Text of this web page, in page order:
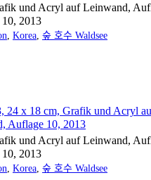
und Acryl auf Leinwand,
10, 2013
Korea 숲 호수 Waldsee
und Acryl auf Leinwand,
10, 2013
Korea 숲 호수 Waldsee